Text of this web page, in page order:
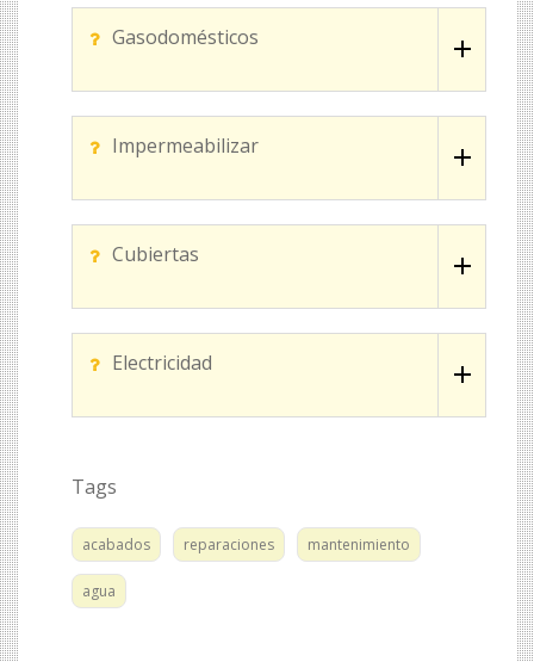
Gasodomésticos
Impermeabilizar
Cubiertas
Electricidad
Tags
acabados reparaciones mantenimiento
agua